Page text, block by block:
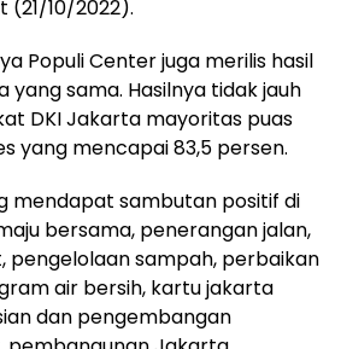
(21/10/2022).
Populi Center juga merilis hasil
yang sama. Hasilnya tidak jauh
DKI Jakarta mayoritas puas
yang mencapai 83,5 persen.
mendapat sambutan positif di
bersama, penerangan jalan,
pengelolaan sampah, perbaikan
air bersih, kartu jakarta
dan pengembangan